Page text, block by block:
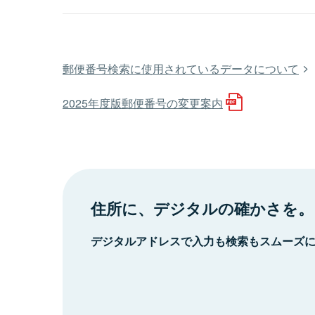
郵便番号検索に使用されているデータについて
2025年度版郵便番号の変更案内
住所に、デジタルの確かさを。
デジタルアドレスで入力も検索もスムーズ